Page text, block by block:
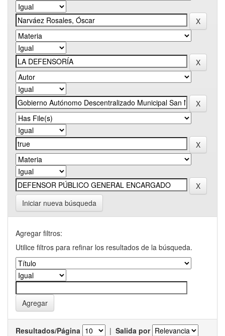
Iniciar nueva búsqueda
Agregar filtros:
Utilice filtros para refinar los resultados de la búsqueda.
Resultados/Página | Salida por